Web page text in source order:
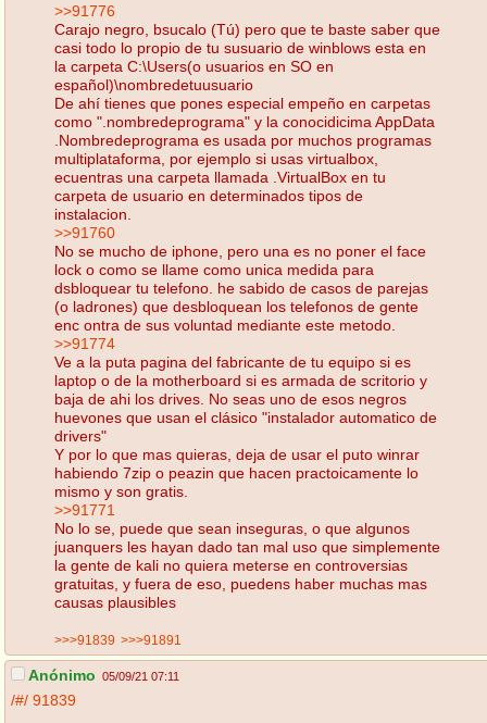
>>91776
Carajo negro, bsucalo (Tú) pero que te baste saber que
casi todo lo propio de tu susuario de winblows esta en
la carpeta C:\Users(o usuarios en SO en
español)\nombredetuusuario
De ahí tienes que pones especial empeño en carpetas
como ".nombredeprograma" y la conocidicima AppData
.Nombredeprograma es usada por muchos programas
multiplataforma, por ejemplo si usas virtualbox,
ecuentras una carpeta llamada .VirtualBox en tu
carpeta de usuario en determinados tipos de
instalacion.
>>91760
No se mucho de iphone, pero una es no poner el face
lock o como se llame como unica medida para
dsbloquear tu telefono. he sabido de casos de parejas
(o ladrones) que desbloquean los telefonos de gente
enc ontra de sus voluntad mediante este metodo.
>>91774
Ve a la puta pagina del fabricante de tu equipo si es
laptop o de la motherboard si es armada de scritorio y
baja de ahi los drives. No seas uno de esos negros
huevones que usan el clásico "instalador automatico de
drivers"
Y por lo que mas quieras, deja de usar el puto winrar
habiendo 7zip o peazin que hacen practoicamente lo
mismo y son gratis.
>>91771
No lo se, puede que sean inseguras, o que algunos
juanquers les hayan dado tan mal uso que simplemente
la gente de kali no quiera meterse en controversias
gratuitas, y fuera de eso, puedens haber muchas mas
causas plausibles
>>>91839 >>>91891
Anónimo 05/09/21 07:11
/#/ 91839